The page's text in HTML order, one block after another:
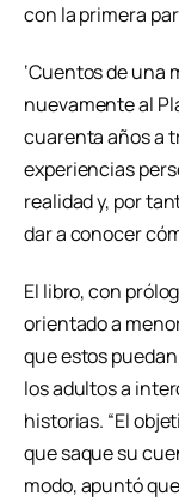
con la primera
‘Cuentos de una
nuevamente al
cuarenta años a
experiencias
realidad y, por
dar a conocer
El libro, con
orientado a
que estos
los adultos a
historias. “El
que saque su
modo, apuntó